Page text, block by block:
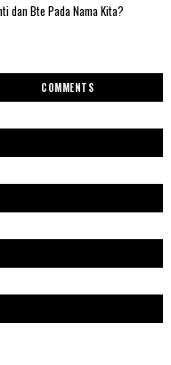
dan Bte Pada Nama Kita?
COMMENTS